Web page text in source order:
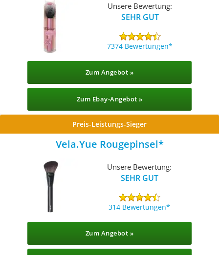
Unsere Bewertung:
SEHR GUT
7374 Bewertungen
Zum Angebot »
Zum Ebay-Angebot »
Preis-Leistungs-Sieger
Vela.Yue Rougepinsel
Unsere Bewertung:
SEHR GUT
314 Bewertungen
Zum Angebot »